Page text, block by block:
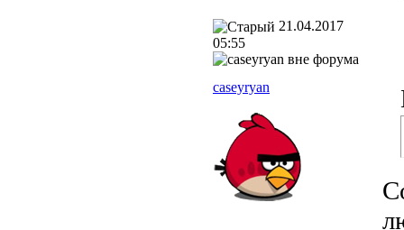
21.04.2017
05:55
caseyryan